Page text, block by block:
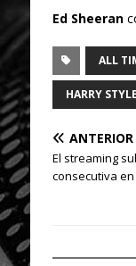
Ed Sheeran
ALL
HARRY
ANTERIOR
El streaming
consecutiva en